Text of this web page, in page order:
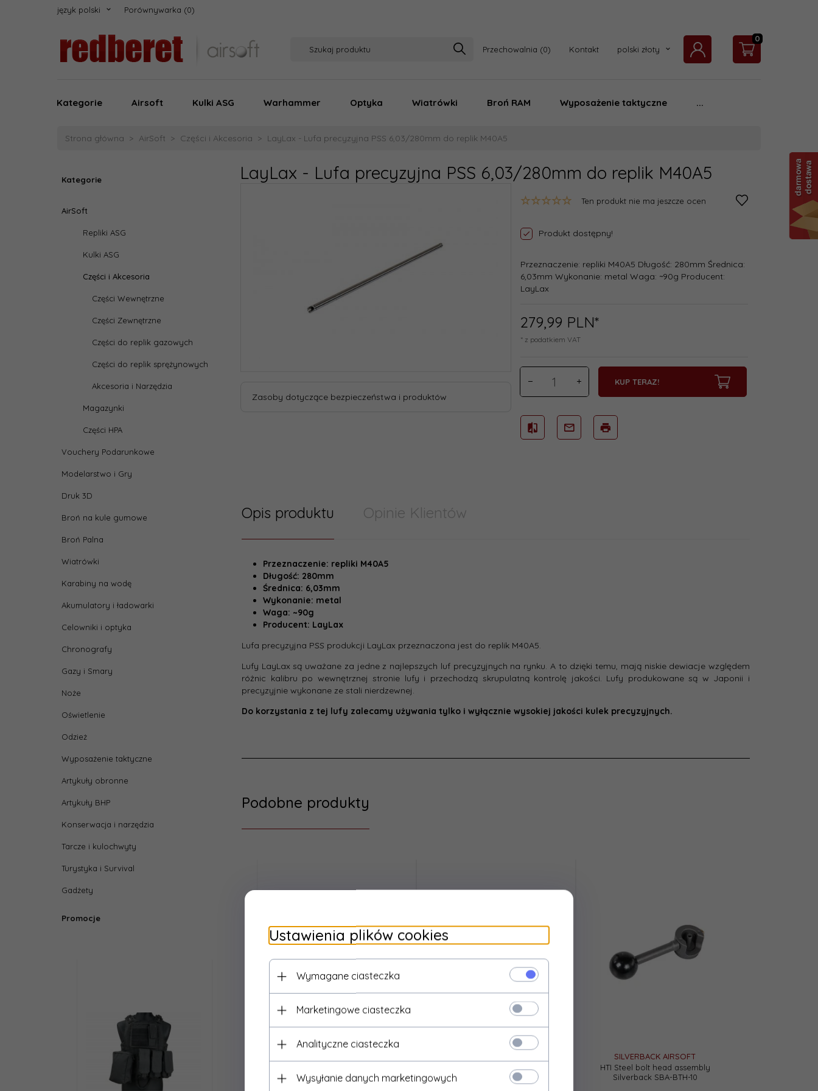
język polski Porównywarka
Przechowalnia Kontakt currency_h
polski złoty
0
Kategorie Airsoft Kulki ASG Warhammer Optyka Wiatrówki Broń RAM Wyposażenie taktyczne ...
Strona główna AirSoft Części i Akcesoria LayLax - Lufa precyzyjna PSS 6,03/280mm do replik M40A5
Kategorie
AirSoft
Repliki ASG
Kulki ASG
Części i Akcesoria
Części Wewnętrzne
Części Zewnętrzne
Części do replik gazowych
Części do replik sprężynowych
Akcesoria i Narzędzia
Magazynki
Części HPA
Vouchery Podarunkowe
Modelarstwo i Gry
Druk 3D
Broń na kule gumowe
Broń Palna
Wiatrówki
Karabiny na wodę
Akumulatory i ładowarki
Celowniki i optyka
Chronografy
Gazy i Smary
Noże
Oświetlenie
Odzież
Wyposażenie taktyczne
Artykuły obronne
Artykuły BHP
Konserwacja i narzędzia
Tarcze i kulochwyty
Turystyka i Survival
Gadżety
Promocje
LayLax - Lufa precyzyjna PSS 6,03/280mm do replik M40A5
Zasoby dotyczące bezpieczeństwa i produktów
Ten produkt nie ma jeszcze ocen
Produkt dostępny!
Przeznaczenie: repliki M40A5 Długość: 280mm Średnica:
6,03mm Wykonanie: metal Waga: ~90g Producent:
LayLax
279,99 PLN*
* z podatkiem VAT
KUP TERAZ!
Opis produktu Opinie Klientów
Przeznaczenie: repliki M40A5
Długość: 280mm
Średnica: 6,03mm
Wykonanie: metal
Waga: ~90g
Producent: LayLax
Lufa precyzyjna PSS produkcji LayLax przeznaczona jest do replik M40A5.
Lufy LayLax są uważane za jedne z najlepszych luf precyzyjnych na rynku. A to dzięki temu, mają niskie dewiacje względem
różnic kalibru po wewnętrznej stronie lufy i przechodzą skrupulatną kontrolę jakości. Lufy produkowane są w Japonii i
precyzyjnie wykonane ze stali nierdzewnej.
Do korzystania z tej lufy zalecamy używania tylko i wyłącznie wysokiej jakości kulek precyzyjnych.
Podobne produkty
Precision SRG (R/H) GBB do
Prowadnica sprężyny do replik HTI
Silverback
SILVERBACK AIRSOFT
HTI Steel bolt head assembly
Silverback SBA-BTH-10
Ustawienia plików cookies
Wymagane ciasteczka
Marketingowe ciasteczka
Analityczne ciasteczka
Wysyłanie danych marketingowych